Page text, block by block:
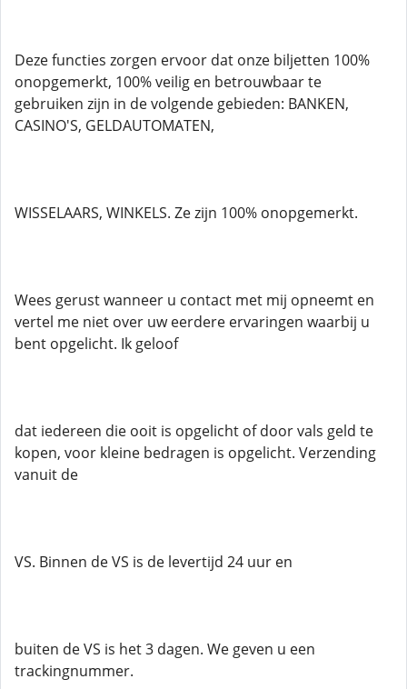
Deze functies zorgen ervoor dat onze biljetten 100%
onopgemerkt, 100% veilig en betrouwbaar te
gebruiken zijn in de volgende gebieden: BANKEN,
CASINO'S, GELDAUTOMATEN,
WISSELAARS, WINKELS. Ze zijn 100% onopgemerkt.
Wees gerust wanneer u contact met mij opneemt en
vertel me niet over uw eerdere ervaringen waarbij u
bent opgelicht. Ik geloof
dat iedereen die ooit is opgelicht of door vals geld te
kopen, voor kleine bedragen is opgelicht. Verzending
vanuit de
VS. Binnen de VS is de levertijd 24 uur en
buiten de VS is het 3 dagen. We geven u een
trackingnummer.